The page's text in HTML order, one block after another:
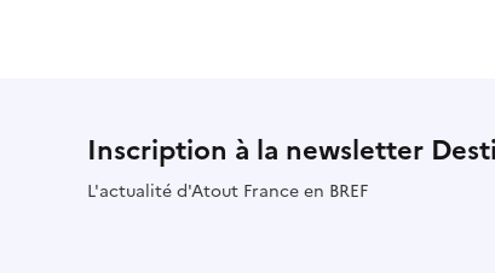
Inscription à la newsletter
L'actualité d'Atout France en BREF